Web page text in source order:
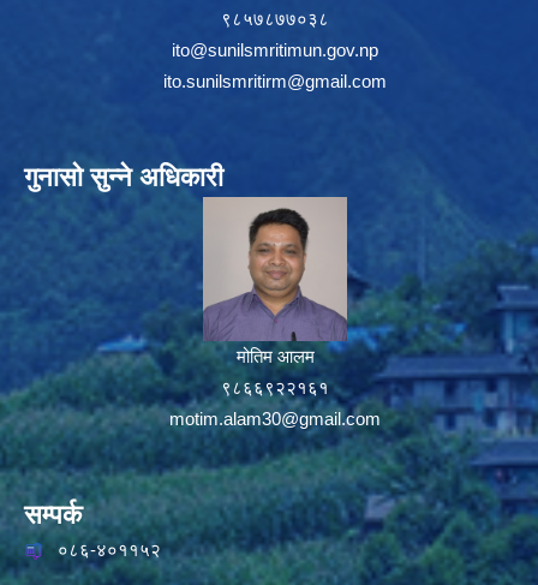
९८५७८७७०३८
ito@sunilsmritimun.gov.np
ito.sunilsmritirm@gmail.com
गुनासो सुन्ने अधिकारी
मोतिम आलम
९८६६९२२१६१
motim.alam30@gmail.com
सम्पर्क
०८६-४०११५२